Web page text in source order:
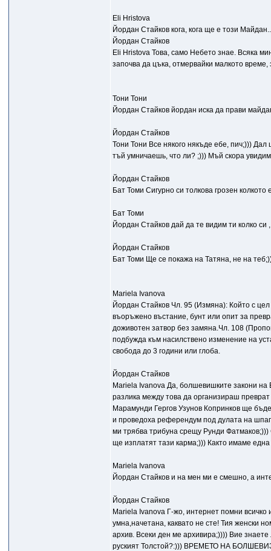
Eli Hristova
Йордан Стайков кога, кога ще е този
Йордан Стайков
Eli Hristova Това, само Небето знае. Всяка
започва да цъка, отмервайки малкото време,
Тони Тони
Йордан Стайков йордан иска да прави
Йордан Стайков
Тони Тони Все някого някъде ебе, пич;)))
тъй умничаешь, что ли? ;))) Мъй скора
Йордан Стайков
Бат Томи Сигурно си толкова грозен
Бат Томи
Йордан Стайков дай да те видим ти колко
Йордан Стайков
Бат Томи Ще се покажа на Татяна, не на
Mariela Ivanova
Йордан Стайков Чл. 95 (Измяна): Който с
въоръжено въстание, бунт или опит за
доживотен затвор без замяна.Чл. 108
подбужда към насилствено изменение на
свобода до 3 години или глоба.
Йордан Стайков
Mariela Ivanova Да, болшевишките закони на
разлика между това да организираш
Марамунди Гергов Узунов Копринков ще
и проведоха референдум под дулата на
ми трябва трибуна срещу Рунди
ще изплатят тази карма;))) Както имаме
Mariela Ivanova
Йордан Стайков и на мен ми е смешно, а
Йордан Стайков
Mariela Ivanova Г-жо, интернет помни
умна,начетана, каквато не сте! Тия женски
архив. Всеки ден ме архивира;)))) Вие
руският Толстой?:))) ВРЕМЕТО НА